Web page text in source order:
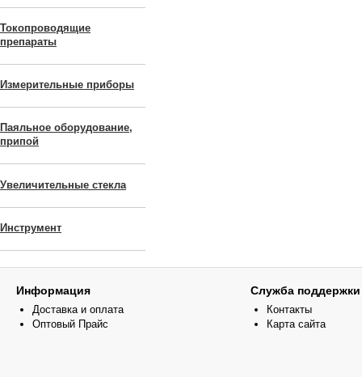
Токопроводящие
препараты
Измерительные приборы
Паяльное оборудование,
припой
Увеличительные стекла
Инструмент
Информация
Доставка и оплата
Оптовый Прайс
Служба поддержки
Контакты
Карта сайта